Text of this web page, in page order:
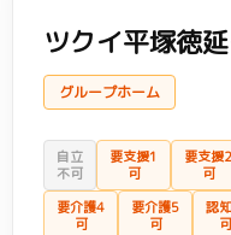
ツクイ平塚徳
グループホーム
自立
不可
要支援1
可
要支援2
可
要介護4
可
要介護5
可
認
可